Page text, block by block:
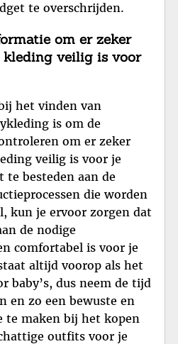
te overschrijden.
om er zeker
veilig is voor
het vinden van
is om de
om er zeker
veilig is voor je
te besteden aan de
die worden
kun je ervoor zorgen dat
de nodige
comfortabel is voor je
altijd voorop als het
baby’s, dus neem de tijd
en zo een bewuste en
te maken bij het kopen
outfits voor je